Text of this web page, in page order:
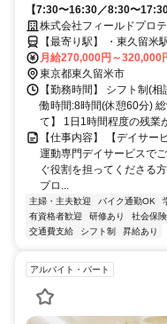
【7:30〜16:30／8:30〜
OK✅昇給・賞与・手当充実✅
株式会社フィールドプロテ
【最寄り駅】 ・東久留米
月給270,000円～320,000
東京都東久留米市
【勤務時間】 シフト制(
働時間:8時間(休憩60分)
て】 1日1時間程度の残業
【仕事内容】 【デイサー
運動専門デイサービスで
ぐ役割を担ってくださる
プロ...
主婦・主夫歓迎 バイク通勤OK
有資格者歓迎
研修あり 社会保
交通費支給
シフト制 昇給あり
アルバイト・パート